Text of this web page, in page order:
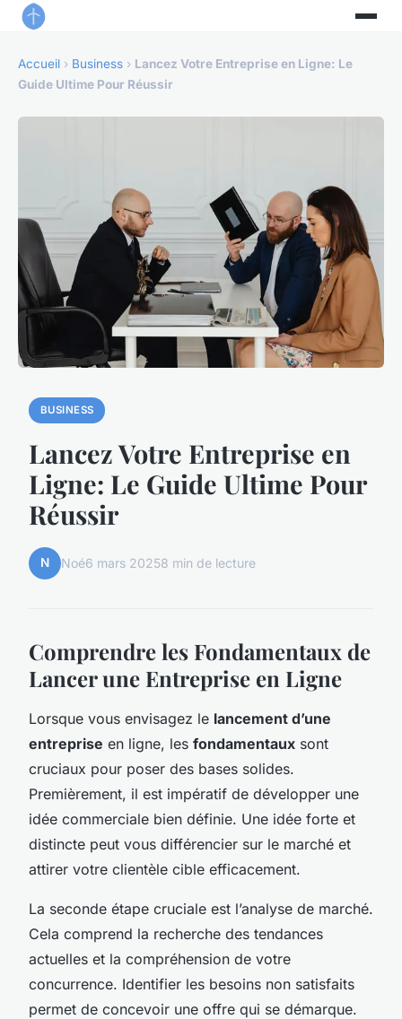
Accueil › Business › Lancez Votre Entreprise en Ligne: Le
Guide Ultime Pour Réussir
BUSINESS
Lancez Votre Entreprise en
Ligne: Le Guide Ultime Pour
Réussir
N Noé6 mars 20258 min de lecture
Comprendre les Fondamentaux de
Lancer une Entreprise en Ligne
Lorsque vous envisagez le lancement d’une
entreprise en ligne, les fondamentaux sont
cruciaux pour poser des bases solides.
Premièrement, il est impératif de développer une
idée commerciale bien définie. Une idée forte et
distincte peut vous différencier sur le marché et
attirer votre clientèle cible efficacement.
La seconde étape cruciale est l’analyse de marché.
Cela comprend la recherche des tendances
actuelles et la compréhension de votre
concurrence. Identifier les besoins non satisfaits
permet de concevoir une offre qui se démarque.